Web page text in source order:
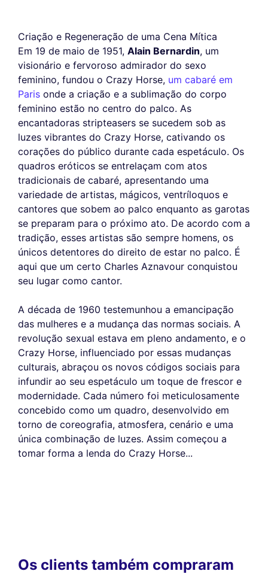
Criação e Regeneração de uma Cena Mítica
Em 19 de maio de 1951, Alain Bernardin, um
visionário e fervoroso admirador do sexo
feminino, fundou o Crazy Horse, um cabaré em
Paris onde a criação e a sublimação do corpo
feminino estão no centro do palco. As
encantadoras stripteasers se sucedem sob as
luzes vibrantes do Crazy Horse, cativando os
corações do público durante cada espetáculo. Os
quadros eróticos se entrelaçam com atos
tradicionais de cabaré, apresentando uma
variedade de artistas, mágicos, ventríloquos e
cantores que sobem ao palco enquanto as garotas
se preparam para o próximo ato. De acordo com a
tradição, esses artistas são sempre homens, os
únicos detentores do direito de estar no palco. É
aqui que um certo Charles Aznavour conquistou
seu lugar como cantor.
A década de 1960 testemunhou a emancipação
das mulheres e a mudança das normas sociais. A
revolução sexual estava em pleno andamento, e o
Crazy Horse, influenciado por essas mudanças
culturais, abraçou os novos códigos sociais para
infundir ao seu espetáculo um toque de frescor e
modernidade. Cada número foi meticulosamente
concebido como um quadro, desenvolvido em
torno de coreografia, atmosfera, cenário e uma
única combinação de luzes. Assim começou a
tomar forma a lenda do Crazy Horse...
Os clients também compraram